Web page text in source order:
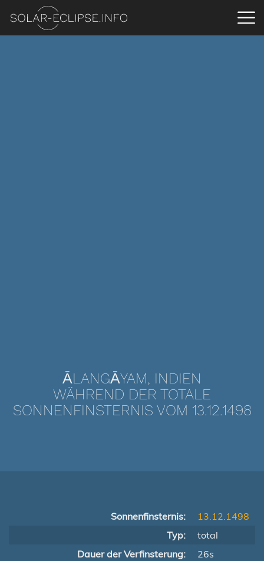
ĀLANGĀYAM, INDIEN
WÄHREND DER TOTALE
SONNENFINSTERNIS VOM 13.12.1498
Sonnenfinsternis:
13.12.1498
Typ:
total
Dauer der Verfinsterung:
26s